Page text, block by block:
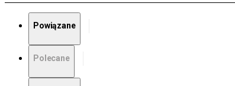
Powiązane
Polecane